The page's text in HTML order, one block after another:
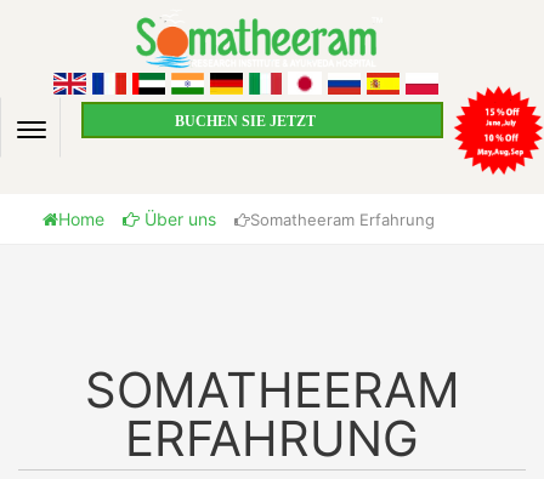
BUCHEN SIE JETZT
Home Über uns Somatheeram Erfahrung
SOMATHEERAM
ERFAHRUNG